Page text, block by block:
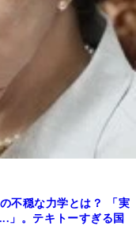
不穏な力学とは？ 「実
」。テキトーすぎる国